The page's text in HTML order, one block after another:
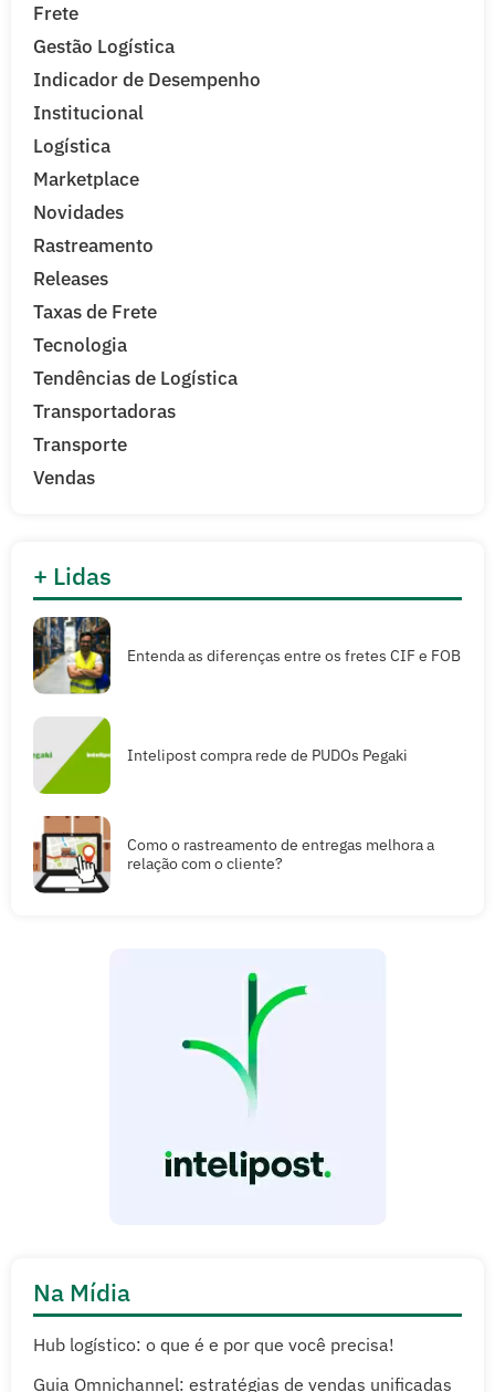
Frete
Gestão Logística
Indicador de Desempenho
Institucional
Logística
Marketplace
Novidades
Rastreamento
Releases
Taxas de Frete
Tecnologia
Tendências de Logística
Transportadoras
Transporte
Vendas
+ Lidas
Entenda as diferenças entre os fretes CIF e FOB
Intelipost compra rede de PUDOs Pegaki
Como o rastreamento de entregas melhora a
relação com o cliente?
Na Mídia
Hub logístico: o que é e por que você precisa!
Guia Omnichannel: estratégias de vendas unificadas